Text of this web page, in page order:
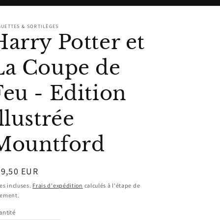
n
& SORTILÈGES
Potter et
Coupe de
- Edition
EUR
incluses. Frais d'expédition calculés à l'étape de